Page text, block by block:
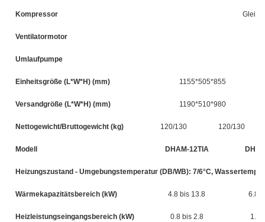
Kompressor
Ventilatormotor
Umlaufpumpe
Einheitsgröße (L*W*H) (mm) 1155*505*855
Versandgröße (L*W*H) (mm) 1190*510*980
Nettogewicht/Bruttogewicht (kg) 120/130 120/130
Modell DHAM-12TIA
Heizungszustand - Umgebungstemperatur (DB/WB): 7/6°C,
Wärmekapazitätsbereich (kW) 4.8 bis 13.8 6.8
Heizleistungseingangsbereich (kW) 0.8 bis 2.8 1.2